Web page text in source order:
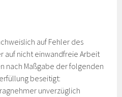
auf Fehler des
auf nicht einwandfreie Arbeit
nach Maßgabe der folgenden
beseitigt:
unverzüglich